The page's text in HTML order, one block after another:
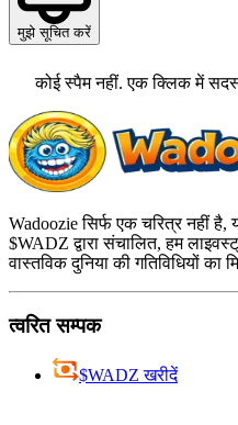
मुझे सूचित करें
कोई स्पैम नहीं. एक क्लिक में
Wadoozie सिर्फ एक चरित्र नहीं
$WADZ द्वारा संचालित, हम
वास्तविक दुनिया की गतिविधियों का
त्वरित सम्पक
$WADZ खरीदें